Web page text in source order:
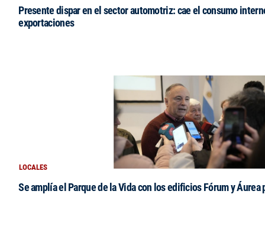
Presente dispar en el sector automotriz: cae el consumo
exportaciones
LOCALES
Se amplía el Parque de la Vida con los edificios Fórum y